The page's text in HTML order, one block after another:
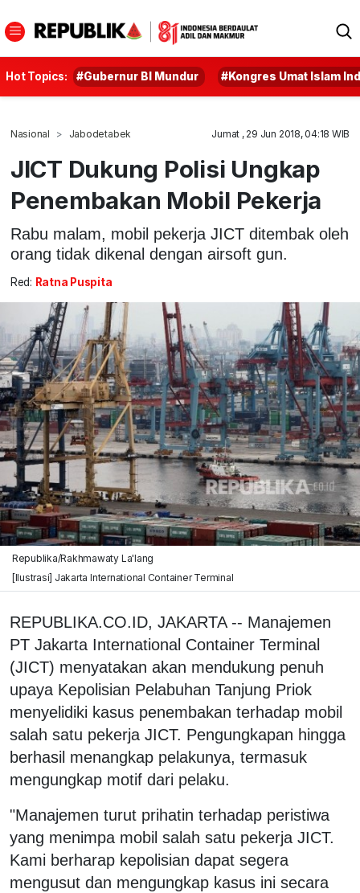
Hot Topics: #Gubernur BI Mundur #Kongres Umat Islam
Nasional Jabodetabek Jumat , 29 Jun 2018, 04:18 WIB
JICT Dukung Polisi Ungkap
Penembakan Mobil Pekerja
Rabu malam, mobil pekerja JICT ditembak oleh
orang tidak dikenal dengan airsoft gun.
Red: Ratna Puspita
Republika/Rakhmawaty La'lang
[Ilustrasi] Jakarta International Container Terminal
REPUBLIKA.CO.ID, JAKARTA -- Manajemen
PT Jakarta International Container Terminal
(JICT) menyatakan akan mendukung penuh
upaya Kepolisian Pelabuhan Tanjung Priok
menyelidiki kasus penembakan terhadap mobil
salah satu pekerja JICT. Pengungkapan hingga
berhasil menangkap pelakunya, termasuk
mengungkap motif dari pelaku.
"Manajemen turut prihatin terhadap peristiwa
yang menimpa mobil salah satu pekerja JICT.
Kami berharap kepolisian dapat segera
mengusut dan mengungkap kasus ini secara